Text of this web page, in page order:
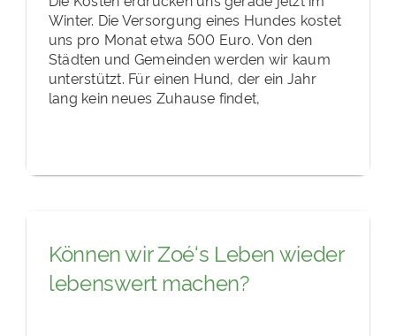
Winter. Die Versorgung eines Hundes kostet
uns pro Monat etwa 500 Euro. Von den
Städten und Gemeinden werden wir kaum
unterstützt. Für einen Hund, der ein Jahr
lang kein neues Zuhause findet,
Können wir Zoé‘s Leben wieder
lebenswert machen?